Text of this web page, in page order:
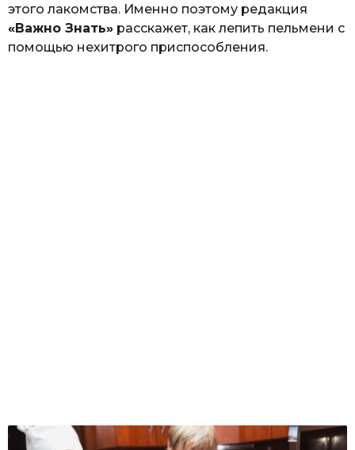
этого лакомства. Именно поэтому редакция
«Важно Знать» расскажет, как лепить пельмени с
помощью нехитрого приспособления.